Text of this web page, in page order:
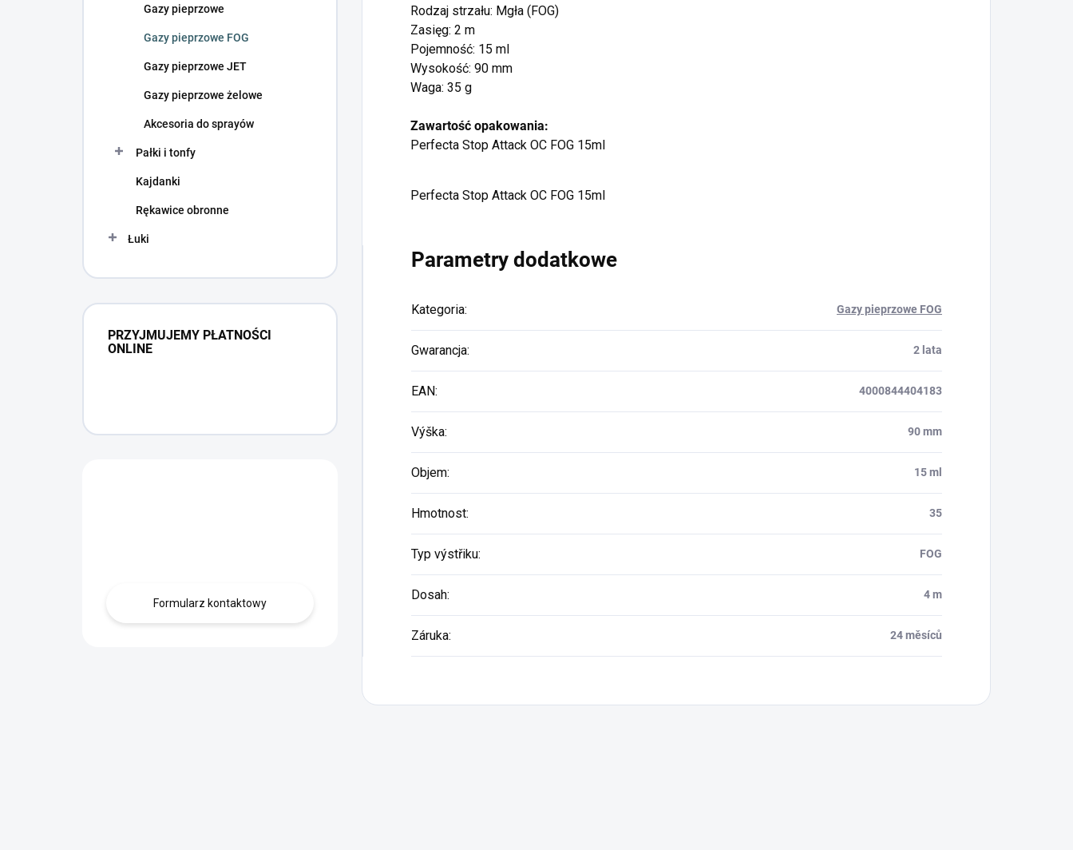
Gazy pieprzowe
Gazy pieprzowe FOG
Gazy pieprzowe JET
Gazy pieprzowe żelowe
Akcesoria do sprayów
Pałki i tonfy
Kajdanki
Rękawice obronne
Łuki
PRZYJMUJEMY PŁATNOŚCI
ONLINE
Formularz kontaktowy
Rodzaj strzału: Mgła (FOG)
Zasięg: 2 m
Pojemność: 15 ml
Wysokość: 90 mm
Waga: 35 g
Zawartość opakowania:
Perfecta Stop Attack OC FOG 15ml
Perfecta Stop Attack OC FOG 15ml
Parametry dodatkowe
Kategoria: Gazy pieprzowe FOG
Gwarancja: 2 lata
EAN: 4000844404183
Výška: 90 mm
Objem: 15 ml
Hmotnost: 35
Typ výstřiku: FOG
Dosah: 4 m
Záruka: 24 měsíců